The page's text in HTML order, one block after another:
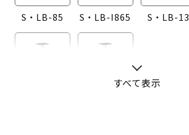
S・LB-85 S・LB-I865 S・LB-13
すべて表示